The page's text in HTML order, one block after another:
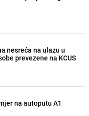
nesreća na ulazu u
prevezene na KCUS
na autoputu A1